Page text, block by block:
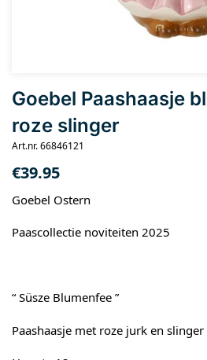
Goebel Paashaasje
roze slinger
Art.nr. 66846121
€39.95
Goebel Ostern
Paascollectie noviteiten 2025
“ Süsze Blumenfee ”
Paashaasje met roze jurk en